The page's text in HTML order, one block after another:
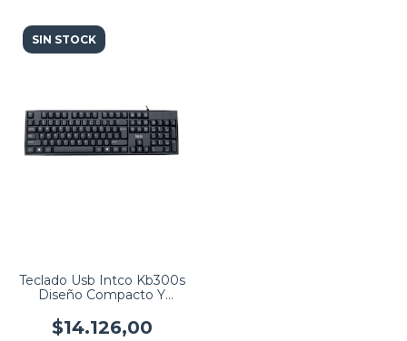
SIN STOCK
Teclado Usb Intco Kb300s
Diseño Compacto Y
$14.126,00